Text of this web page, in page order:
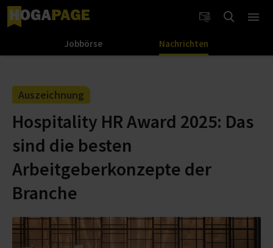
Jobbörse Nachrichten
Auszeichnung
Hospitality HR Award 2025: Das
sind die besten
Arbeitgeberkonzepte der
Branche